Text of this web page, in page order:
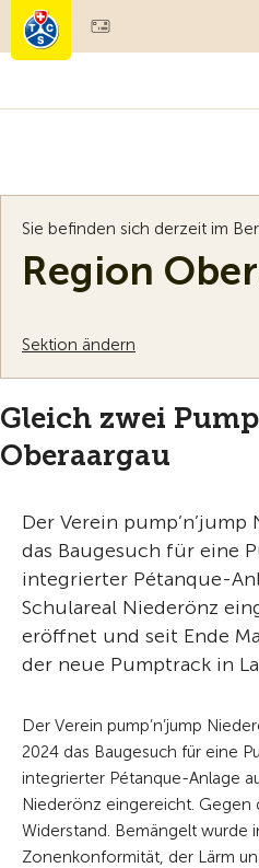
Mitgliedschaft & Leistungen
Sie befinden sich derzeit im
Region
Sektion ändern
Gleich zwei
Oberaargau
Der Verein
das Baugesuch für eine
integrierter Pétanque-
Schulareal Niederönz
eröffnet und seit Ende
der neue Pumptrack in
Der Verein pump’n’jump
2024 das Baugesuch für eine
integrierter Pétanque-Anlage
Niederönz eingereicht. Gegen
Widerstand. Bemängelt wurde
Zonenkonformität, der Lärm